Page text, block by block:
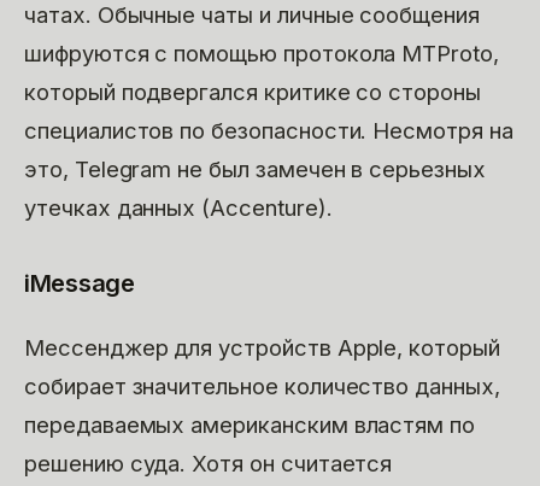
чатах. Обычные чаты и личные сообщения
шифруются с помощью протокола MTProto,
который подвергался критике со стороны
специалистов по безопасности. Несмотря на
это, Telegram не был замечен в серьезных
утечках данных (Accenture).
iMessage
Мессенджер для устройств Apple, который
собирает значительное количество данных,
передаваемых американским властям по
решению суда. Хотя он считается